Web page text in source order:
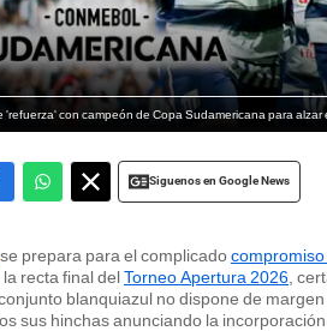
'refuerza' con campeón de Copa Sudamericana para
Siguenos en Google News
se prepara para el complicado
recta final delTorneo Apertura 2026 ,
blanquiazul no dispone de
sus hinchas anunciando la